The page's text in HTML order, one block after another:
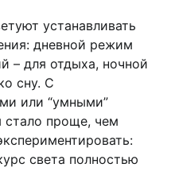
устанавливать
дневной режим
– для отдыха, ночной
сну. С
или “умными”
стало проще, чем
света полностью